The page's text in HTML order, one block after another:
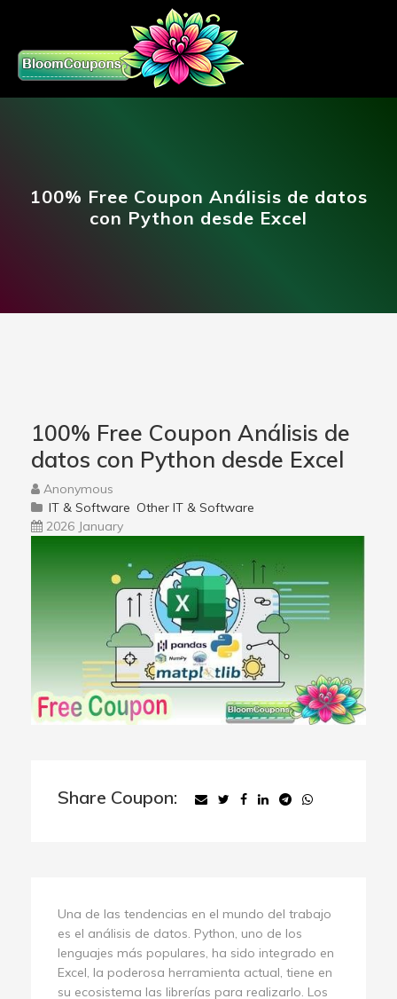
100% Free Coupon Análisis de datos
con Python desde Excel
100% Free Coupon Análisis de
datos con Python desde Excel
Anonymous
IT & Software Other IT & Software
2026 January
Share Coupon:
Una de las tendencias en el mundo del trabajo
es el análisis de datos. Python, uno de los
lenguajes más populares, ha sido integrado en
Excel, la poderosa herramienta actual, tiene en
su ecosistema las librerías para realizarlo. Los